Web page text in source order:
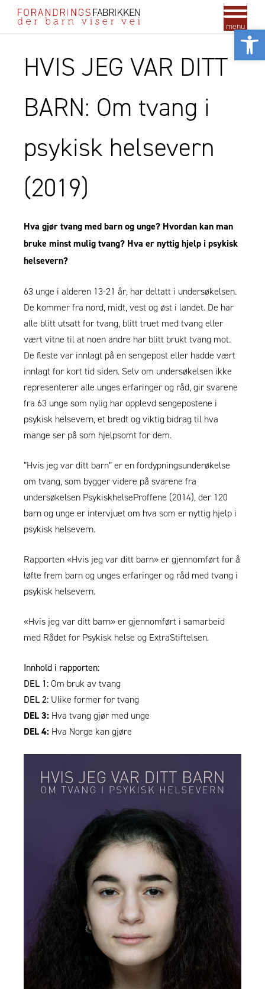
menu
HVIS JEG VAR DITT
BARN: Om tvang i
psykisk helsevern
(2019)
Hva gjør tvang med barn og unge? Hvordan kan man
bruke minst mulig tvang? Hva er nyttig hjelp i psykisk
helsevern?
63 unge i alderen 13-21 år, har deltatt i undersøkelsen.
De kommer fra nord, midt, vest og øst i landet. De har
alle blitt utsatt for tvang, blitt truet med tvang eller
vært vitne til at noen andre har blitt brukt tvang mot.
De fleste var innlagt på en sengepost eller hadde vært
innlagt for kort tid siden. Selv om undersøkelsen ikke
representerer alle unges erfaringer og råd, gir svarene
fra 63 unge som nylig har opplevd sengepostene i
psykisk helsevern, et bredt og viktig bidrag til hva
mange ser på som hjelpsomt for dem.
”Hvis jeg var ditt barn” er en fordypningsunderøkelse
om tvang, som bygger videre på svarene fra
undersøkelsen PsykiskhelseProffene (2014), der 120
barn og unge er intervjuet om hva som er nyttig hjelp i
psykisk helsevern.
Rapporten «Hvis jeg var ditt barn» er gjennomført for å
løfte frem barn og unges erfaringer og råd med tvang i
psykisk helsevern.
«Hvis jeg var ditt barn» er gjennomført i samarbeid
med Rådet for Psykisk helse og ExtraStiftelsen.
Innhold i rapporten:
DEL 1: Om bruk av tvang
DEL 2: Ulike former for tvang
DEL 3: Hva tvang gjør med unge
DEL 4: Hva Norge kan gjøre